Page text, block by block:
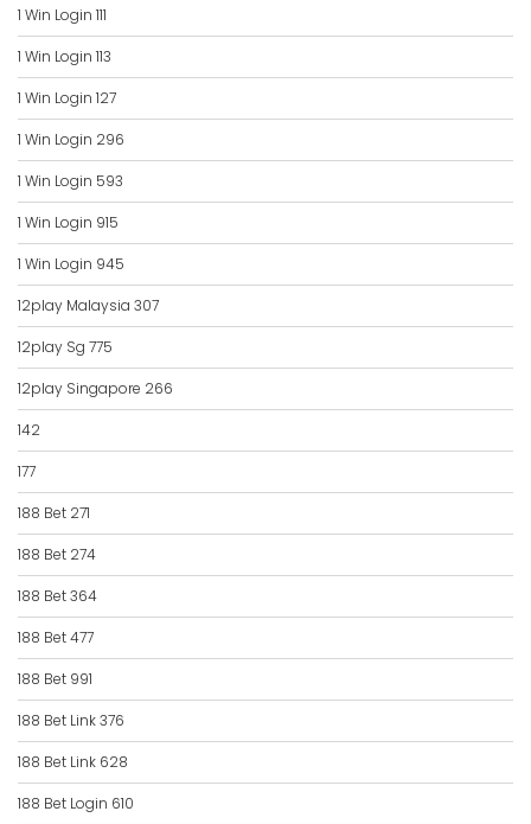
1 Win Login 111
1 Win Login 113
1 Win Login 127
1 Win Login 296
1 Win Login 593
1 Win Login 915
1 Win Login 945
12play Malaysia 307
12play Sg 775
12play Singapore 266
142
177
188 Bet 271
188 Bet 274
188 Bet 364
188 Bet 477
188 Bet 991
188 Bet Link 376
188 Bet Link 628
188 Bet Login 610